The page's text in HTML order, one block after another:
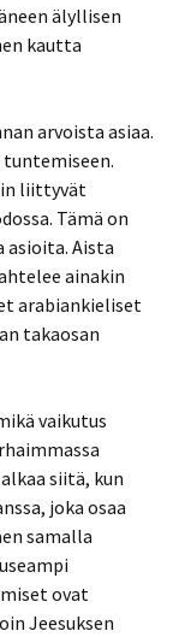
älyllisen
kautta
arvoista asiaa.
liittyvät
Tämä on
asioita. Aista
ainakin
arabiankieliset
takaosan
vaikutus
siitä, kun
joka osaa
samalla
ovat
Jeesuksen